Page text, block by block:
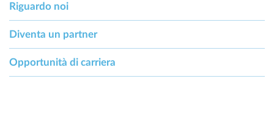
Riguardo noi
Diventa un partner
Opportunità di carriera